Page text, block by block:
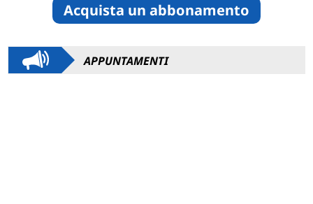
Acquista un abbonamento
APPUNTAMENTI